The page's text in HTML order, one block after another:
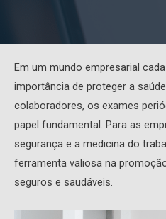
Em um mundo empresarial
importância de proteger a
colaboradores, os exames
papel fundamental. Para as
segurança e a medicina do
ferramenta valiosa na
seguros e saudáveis.